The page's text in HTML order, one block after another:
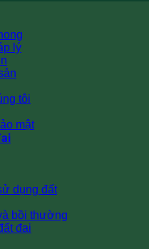
lý
tôi
mật
dụng đất
bồi thường
đai